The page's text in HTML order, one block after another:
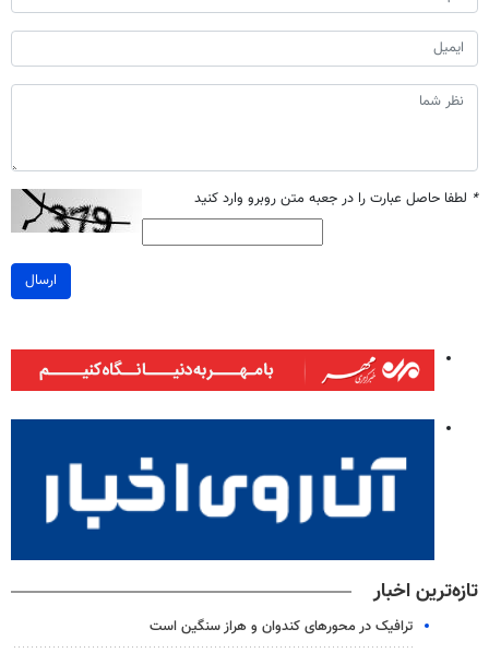
* لطفا حاصل عبارت را در جعبه متن روبرو وارد کنید
ارسال
تازه‌ترین اخبار
ترافیک در محورهای کندوان و هراز سنگین است